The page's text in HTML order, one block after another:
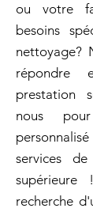
ou votre
besoins
nettoyage?
répondre
prestation
nous
services
recherche